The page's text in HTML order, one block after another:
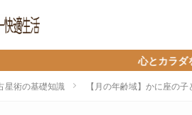
心とカラダを整えて、快適
星術の基礎知識 【月の年齢域】かに座の